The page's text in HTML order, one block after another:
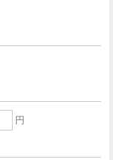
円